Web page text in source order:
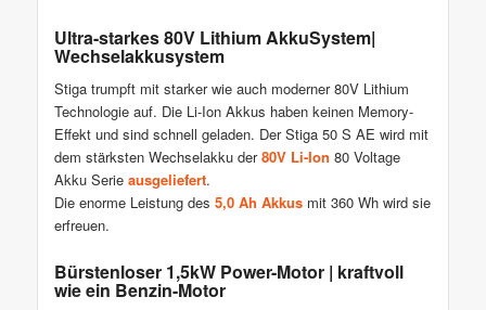
Ultra-starkes 80V Lithium AkkuSystem|
Wechselakkusystem
Stiga trumpft mit starker wie auch moderner 80V Lithium
Technologie auf. Die Li-Ion Akkus haben keinen Memory-
Effekt und sind schnell geladen. Der Stiga 50 S AE wird mit
dem stärksten Wechselakku der80V Li-Ion 80 Voltage
Akku Serie ausgeliefert.
Die enorme Leistung des 5,0 Ah Akkusmit 360 Wh wird sie
erfreuen.
Bürstenloser 1,5kW Power-Motor | kraftvoll
wie ein Benzin-Motor